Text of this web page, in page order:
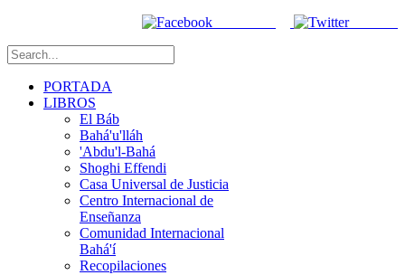
PORTADA
LIBROS
El Báb
Bahá'u'lláh
'Abdu'l-Bahá
Shoghi Effendi
Casa Universal de Justicia
Centro Internacional de
Enseñanza
Comunidad Internacional
Bahá'í
Recopilaciones